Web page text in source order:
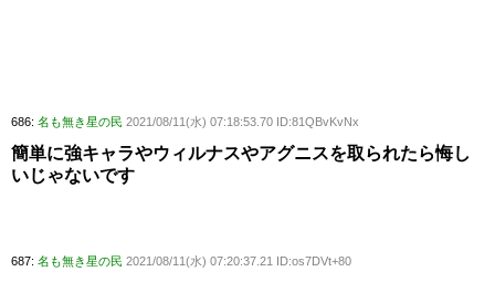
686: 名も無き星の民 2021/08/11(水) 07:18:53.70 ID:81QBvKvNx
簡単に強キャラやウィルナスやアグニスを取られたら悔し
いじゃないです
687: 名も無き星の民 2021/08/11(水) 07:20:37.21 ID:os7DVt+80